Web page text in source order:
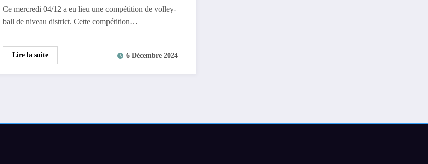
Ce mercredi 04/12 a eu lieu une compétition de volley-
ball de niveau district. Cette compétition…
Lire la suite 6 Décembre 2024